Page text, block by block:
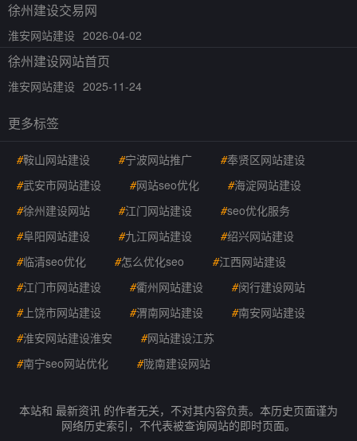
徐州建设交易网
淮安网站建设 2026-04-02
徐州建设网站首页
淮安网站建设 2025-11-24
更多标签
#鞍山网站建设 #宁波网站推广 #奉贤区网站建设
#武安市网站建设 #网站seo优化 #海淀网站建设
#徐州建设网站 #江门网站建设 #seo优化服务
#阜阳网站建设 #九江网站建设 #绍兴网站建设
#临清seo优化 #怎么优化seo #江西网站建设
#江门市网站建设 #衢州网站建设 #闵行建设网站
#上饶市网站建设 #渭南网站建设 #南安网站建设
#淮安网站建设淮安 #网站建设江苏
#南宁seo网站优化 #陇南建设网站
本站和 最新资讯 的作者无关，不对其内容负责。本历史页面谨为
网络历史索引，不代表被查询网站的即时页面。